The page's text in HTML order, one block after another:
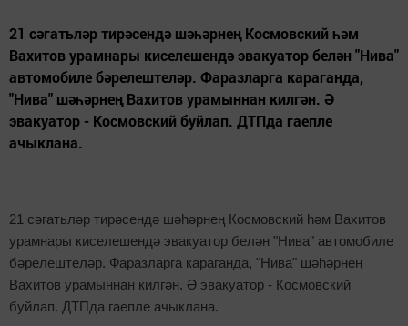
21 сәгатьләр тирәсендә шәһәрнең Космовский һәм
Вахитов урамнары киселешендә эвакуатор белән "Нива"
автомобиле бәрелештеләр. Фаразларга караганда,
"Нива" шәһәрнең Вахитов урамыннан килгән. Ә
эвакуатор - Космовский буйлап. ДТПда гаепле
ачыклана.
21 сәгатьләр тирәсендә шәһәрнең Космовский һәм Вахитов
урамнары киселешендә эвакуатор белән "Нива" автомобиле
бәрелештеләр. Фаразларга караганда, "Нива" шәһәрнең
Вахитов урамыннан килгән. Ә эвакуатор - Космовский
буйлап. ДТПда гаепле ачыклана.